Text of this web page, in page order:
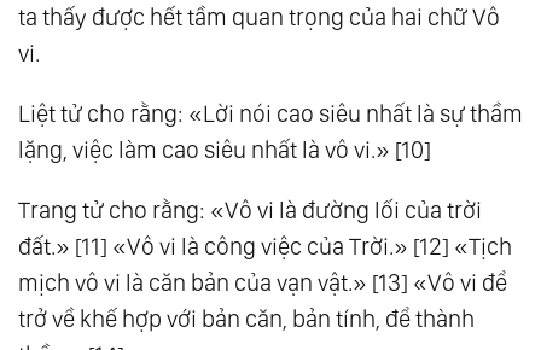
ta thấy được hết tầm quan trọng của hai chữ Vô
vi.
Liệt tử cho rằng: «Lời nói cao siêu nhất là sự thầm
lặng, việc làm cao siêu nhất là vô vi.» [10]
Trang tử cho rằng: «Vô vi là đường lối của trời
đất.» [11] «Vô vi là công việc của Trời.» [12] «Tịch
mịch vô vi là căn bản của vạn vật.» [13] «Vô vi để
trở về khế hợp với bản căn, bản tính, để thành